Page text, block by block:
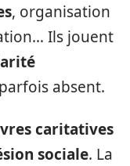
, organisation
Ils jouent
absent.
caritatives
sociale. La